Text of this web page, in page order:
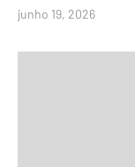
junho 19, 2026